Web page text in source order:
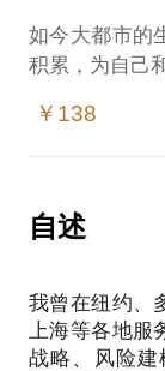
如今大都市的
积累，为自己
point:
左右的时间帮
要性，并用剩
￥138
自述
我曾在纽约、
上海等各地
战略、风险